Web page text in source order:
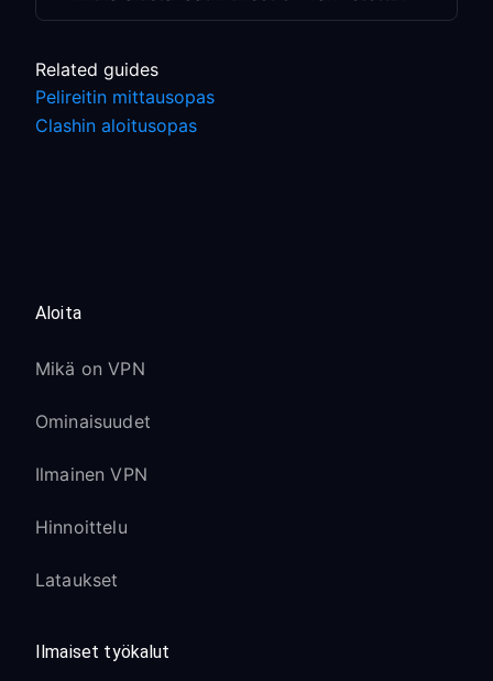
Related guides
Pelireitin mittausopas
Clashin aloitusopas
Aloita
Mikä on VPN
Ominaisuudet
Ilmainen VPN
Hinnoittelu
Lataukset
Ilmaiset työkalut